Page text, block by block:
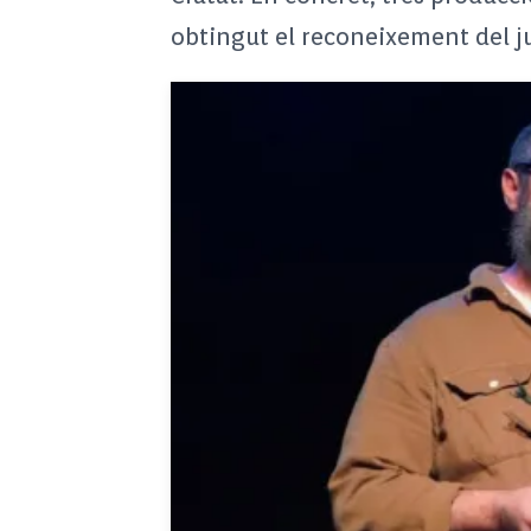
obtingut el reconeixement del